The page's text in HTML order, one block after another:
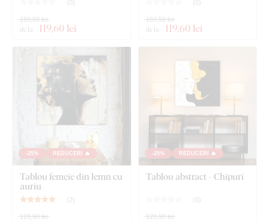
Ce este inclus în pachet?
Tablou pentru dormitor - Portret colorat de femeie
Cârligele deja montate pe spatele tabloului
Instrucțiuni clare de asamblare
( 0)
de la 119,60 lei
159,50 lei
( 0)
de la 119,60 lei
159,50 lei
-25% REDUCERI 🔥
Tablou femeie din lemn cu
auriu
( 2)
120,90 lei
-25% REDUCERI 🔥
Tablou abstract - Chipuri
( 0)
120,90 lei